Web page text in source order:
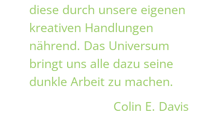
diese durch unsere eigenen
kreativen Handlungen
nährend. Das Universum
bringt uns alle dazu seine
dunkle Arbeit zu machen.
Colin E. Davis